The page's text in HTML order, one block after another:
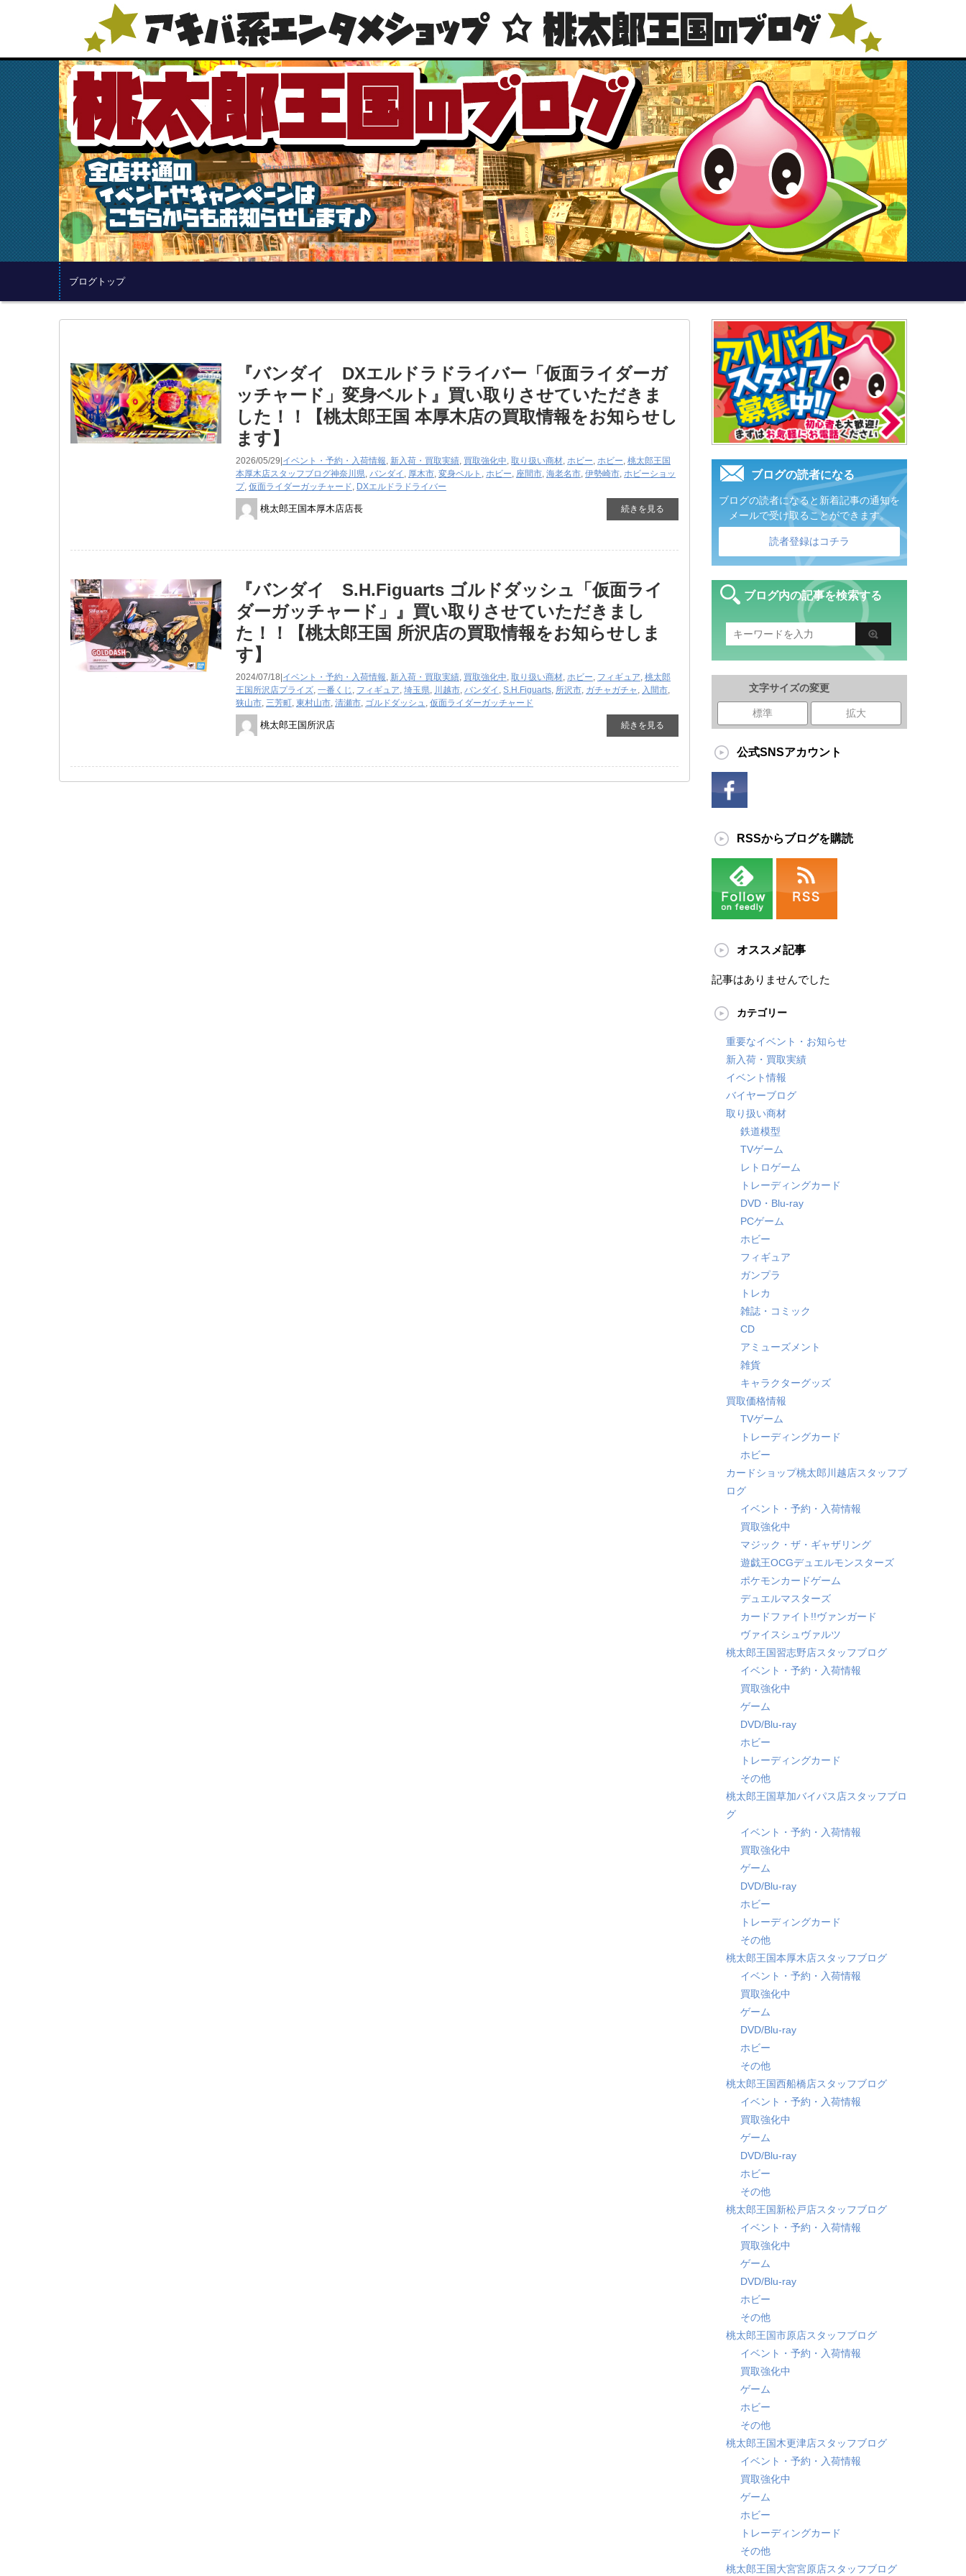
ブログトップ
『バンダイ DXエルドラドライバー「仮面ライダーガ
ッチャード」変身ベルト』買い取りさせていただきま
した！！【桃太郎王国 本厚木店の買取情報をお知らせし
ます】
2026/05/29| イベント・予約・入荷情報, 新入荷・買取実績, 買取強化中, 取り扱い商材, ホビー, ホビー, 桃太郎王国
本厚木店スタッフブログ神奈川県, バンダイ , 厚木市, 変身ベルト , ホビー, 座間市, 海老名市, 伊勢崎市, ホビーショッ
プ, 仮面ライダーガッチャード, DXエルドラドライバー
桃太郎王国本厚木店店長 続きを見る
『バンダイ S.H.Figuarts ゴルドダッシュ「仮面ライ
ダーガッチャード」』買い取りさせていただきまし
た！！【桃太郎王国 所沢店の買取情報をお知らせしま
す】
2024/07/18| イベント・予約・入荷情報, 新入荷・買取実績, 買取強化中, 取り扱い商材, ホビー, フィギュア, 桃太郎
王国所沢店プライズ, 一番くじ , フィギュア, 埼玉県, 川越市, バンダイ , S.H.Figuarts, 所沢市, ガチャガチャ , 入間市,
狭山市, 三芳町, 東村山市, 清瀬市, ゴルドダッシュ, 仮面ライダーガッチャード
桃太郎王国所沢店 続きを見る
ブログの読者になる
ブログの読者になると新着記事の通知を
メールで受け取ることができます。
読者登録はコチラ
ブログ内の記事を検索する
文字サイズの変更
標準 拡大
公式SNSアカウント
RSSからブログを購読
オススメ記事
記事はありませんでした
カテゴリー
重要なイベント・お知らせ
新入荷・買取実績
イベント情報
バイヤーブログ
取り扱い商材
鉄道模型
TVゲーム
レトロゲーム
トレーディングカード
DVD・Blu-ray
PCゲーム
ホビー
フィギュア
ガンプラ
トレカ
雑誌・コミック
CD
アミューズメント
雑貨
キャラクターグッズ
買取価格情報
TVゲーム
トレーディングカード
ホビー
カードショップ桃太郎川越店スタッフブ
ログ
イベント・予約・入荷情報
買取強化中
マジック・ザ・ギャザリング
遊戯王OCGデュエルモンスターズ
ポケモンカードゲーム
デュエルマスターズ
カードファイト!!ヴァンガード
ヴァイスシュヴァルツ
桃太郎王国習志野店スタッフブログ
イベント・予約・入荷情報
買取強化中
ゲーム
DVD/Blu-ray
ホビー
トレーディングカード
その他
桃太郎王国草加バイパス店スタッフブロ
グ
イベント・予約・入荷情報
買取強化中
ゲーム
DVD/Blu-ray
ホビー
トレーディングカード
その他
桃太郎王国本厚木店スタッフブログ
イベント・予約・入荷情報
買取強化中
ゲーム
DVD/Blu-ray
ホビー
その他
桃太郎王国西船橋店スタッフブログ
イベント・予約・入荷情報
買取強化中
ゲーム
DVD/Blu-ray
ホビー
その他
桃太郎王国新松戸店スタッフブログ
イベント・予約・入荷情報
買取強化中
ゲーム
DVD/Blu-ray
ホビー
その他
桃太郎王国市原店スタッフブログ
イベント・予約・入荷情報
買取強化中
ゲーム
ホビー
その他
桃太郎王国木更津店スタッフブログ
イベント・予約・入荷情報
買取強化中
ゲーム
ホビー
トレーディングカード
その他
桃太郎王国大宮宮原店スタッフブログ